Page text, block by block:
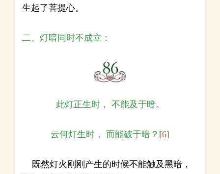
生起了菩提心。
二、灯暗同时不成立：
此灯正生时， 不能及于暗。
云何灯生时， 而能破于暗？ [6]
既然灯火刚刚产生的时候不能触及黑暗，